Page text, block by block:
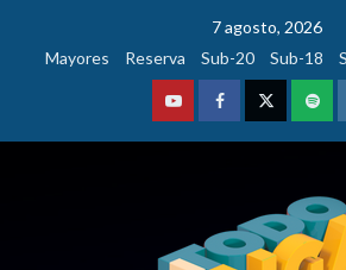
contenido
7 agosto, 2026
Mayores
Reserva Sub-20 Sub-18
YoutubeFacebookTwitter